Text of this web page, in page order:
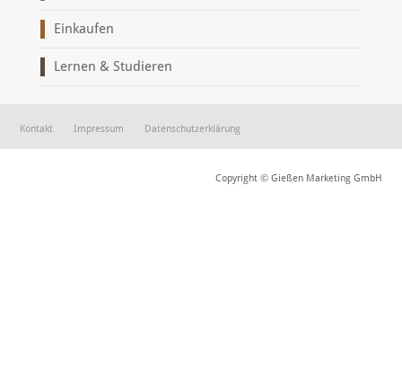
Einkaufen
Lernen & Studieren
Kontakt Impressum Datenschutzerklärung
Copyright © Gießen Marketing GmbH